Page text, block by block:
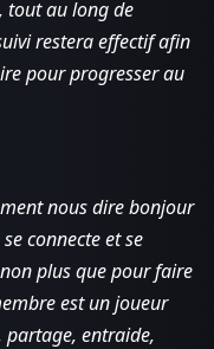
tout au long de
restera effectif afin
pour progresser au
nous dire bonjour
connecte et se
plus que pour faire
est un joueur
partage, entraide,